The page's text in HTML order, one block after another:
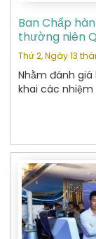
Ban Chấp
thường niên
vụ trọng tâm
Thứ 2, Ngày 13
Nhằm đánh
khai các
Chấp hành
họp thường
môn.